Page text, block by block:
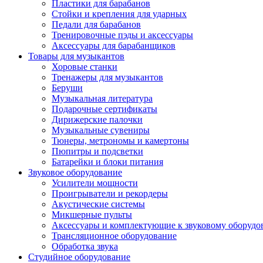
Пластики для барабанов
Стойки и крепления для ударных
Педали для барабанов
Тренировочные пэды и аксессуары
Аксессуары для барабанщиков
Товары для музыкантов
Хоровые станки
Тренажеры для музыкантов
Беруши
Музыкальная литература
Подарочные сертификаты
Дирижерские палочки
Музыкальные сувениры
Тюнеры, метрономы и камертоны
Пюпитры и подсветки
Батарейки и блоки питания
Звуковое оборудование
Усилители мощности
Проигрыватели и рекордеры
Акустические системы
Микшерные пульты
Аксессуары и комплектующие к звуковому
Трансляционное оборудование
Обработка звука
Студийное оборудование